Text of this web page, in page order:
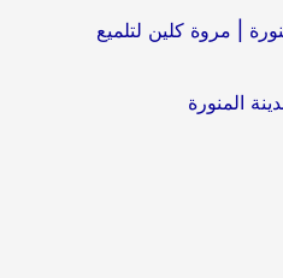
| مروة كلين لتلميع
المنورة